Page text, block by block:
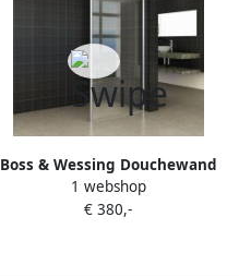
Boss & Wessing Douchewand
BWS Apollo met Verticale
Stabilisatiestang 80x200 cm
1 webshop
€ 380,-